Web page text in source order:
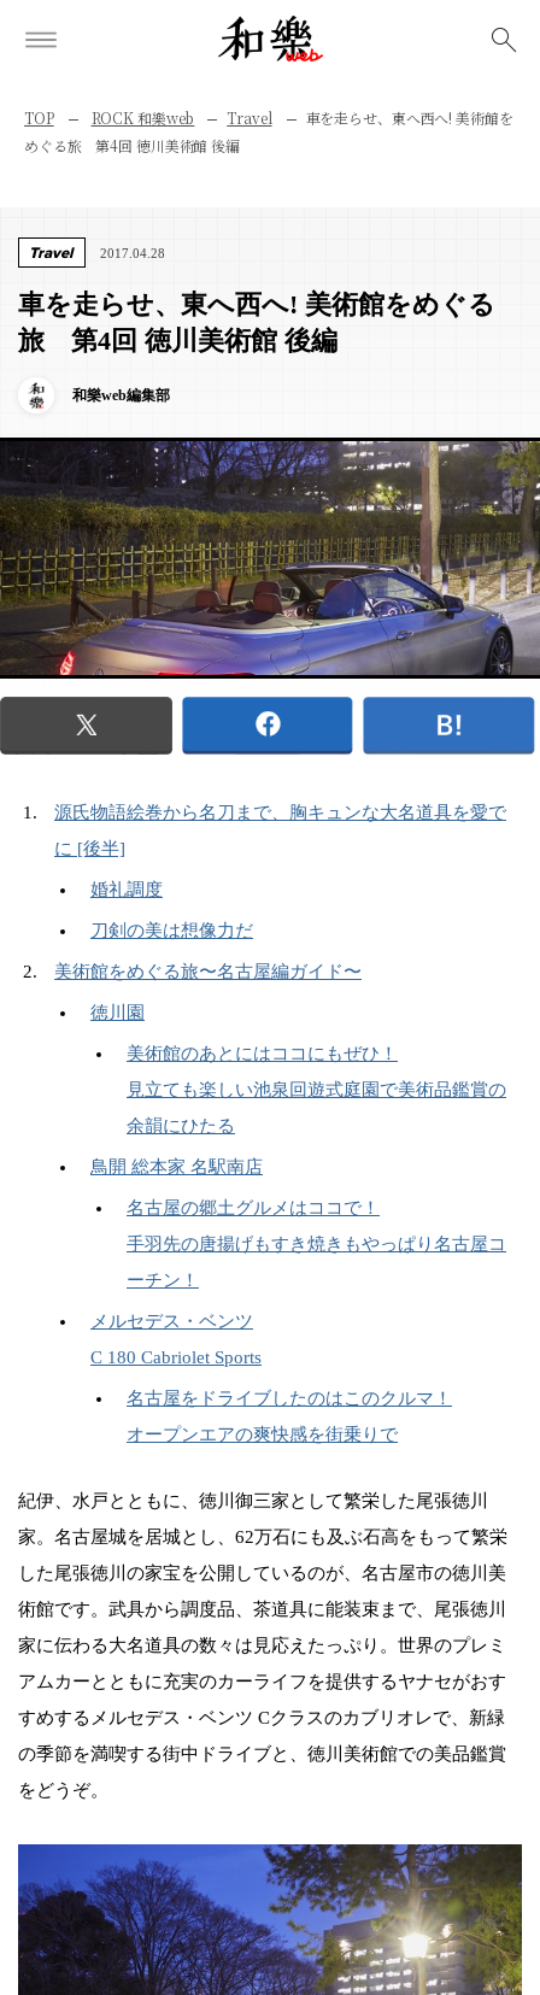
TOP ROCK 和樂web Travel
車を走らせ、東へ西へ! 美術館を
めぐる旅 第4回 徳川美術館 後編
Travel 2017.04.28
車を走らせ、東へ西へ! 美術館をめぐる
旅 第4回 徳川美術館 後編
和樂web編集部
源氏物語絵巻から名刀まで、胸キュンな大名道具を愛で
に [後半]
婚礼調度
刀剣の美は想像力だ
美術館をめぐる旅〜名古屋編ガイド〜
徳川園
美術館のあとにはココにもぜひ！
見立ても楽しい池泉回遊式庭園で美術品鑑賞の
余韻にひたる
鳥開 総本家 名駅南店
名古屋の郷土グルメはココで！
手羽先の唐揚げもすき焼きもやっぱり名古屋コ
ーチン！
メルセデス・ベンツ
C 180 Cabriolet Sports
名古屋をドライブしたのはこのクルマ！
オープンエアの爽快感を街乗りで
紀伊、水戸とともに、徳川御三家として繁栄した尾張徳川
家。名古屋城を居城とし、62万石にも及ぶ石高をもって繁栄
した尾張徳川の家宝を公開しているのが、名古屋市の徳川美
術館です。武具から調度品、茶道具に能装束まで、尾張徳川
家に伝わる大名道具の数々は見応えたっぷり。世界のプレミ
アムカーとともに充実のカーライフを提供するヤナセがおす
すめするメルセデス・ベンツ Cクラスのカブリオレで、新緑
の季節を満喫する街中ドライブと、徳川美術館での美品鑑賞
をどうぞ。